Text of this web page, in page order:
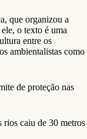
que organizou a
o texto é uma
entre os
ambientalistas como
de proteção nas
rios caiu de 30 metros